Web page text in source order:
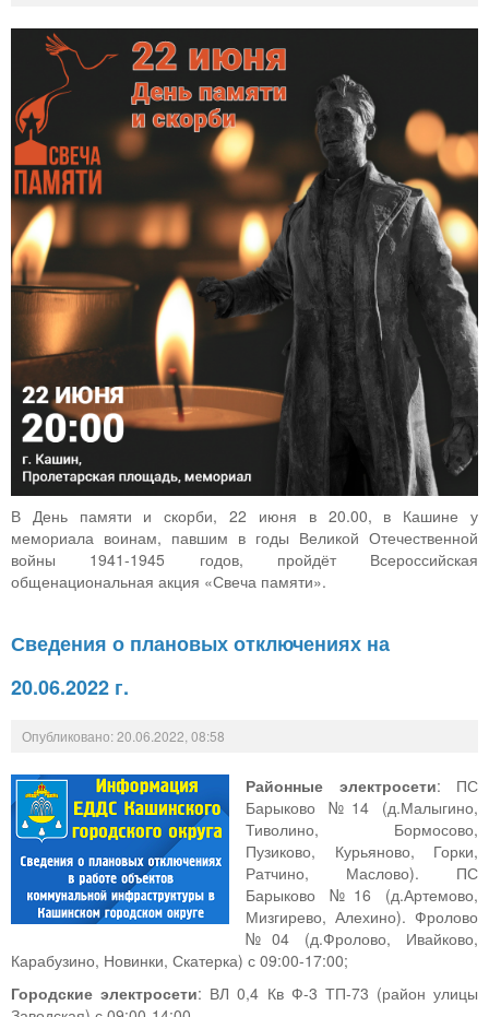
В День памяти и скорби, 22 июня в 20.00, в Кашине у
мемориала воинам, павшим в годы Великой Отечественной
войны 1941-1945 годов, пройдёт Всероссийская
общенациональная акция «Свеча памяти».
Сведения о плановых отключениях на
20.06.2022 г.
Опубликовано: 20.06.2022, 08:58
Районные электросети: ПС
Барыково №14 (д.Малыгино,
Тиволино, Бормосово,
Пузиково, Курьяново, Горки,
Ратчино, Маслово). ПС
Барыково №16 (д.Артемово,
Мизгирево, Алехино). Фролово
№04 (д.Фролово, Ивайково,
Карабузино, Новинки, Скатерка) с 09:00-17:00;
Городские электросети: ВЛ 0,4 Кв Ф-3 ТП-73 (район улицы